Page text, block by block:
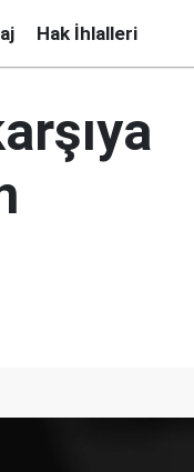
Hak İhlalleri